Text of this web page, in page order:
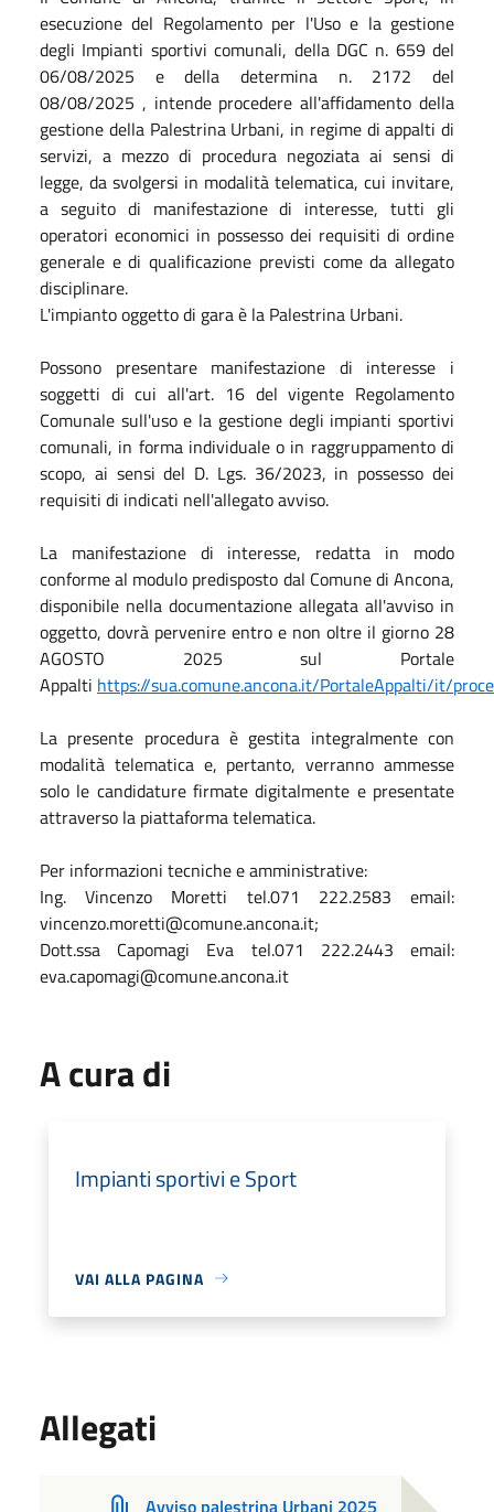
esecuzione del Regolamento per l'Uso e la gestione
degli Impianti sportivi comunali, della DGC n. 659 del
06/08/2025 e della determina n. 2172 del
08/08/2025 , intende procedere all'affidamento della
gestione della Palestrina Urbani, in regime di appalti di
servizi, a mezzo di procedura negoziata ai sensi di
legge, da svolgersi in modalità telematica, cui invitare,
a seguito di manifestazione di interesse, tutti gli
operatori economici in possesso dei requisiti di ordine
generale e di qualificazione previsti come da allegato
disciplinare.
L'impianto oggetto di gara è la Palestrina Urbani.
Possono presentare manifestazione di interesse i
soggetti di cui all'art. 16 del vigente Regolamento
Comunale sull'uso e la gestione degli impianti sportivi
comunali, in forma individuale o in raggruppamento di
scopo, ai sensi del D. Lgs. 36/2023, in possesso dei
requisiti di indicati nell'allegato avviso.
La manifestazione di interesse, redatta in modo
conforme al modulo predisposto dal Comune di Ancona,
disponibile nella documentazione allegata all'avviso in
oggetto, dovrà pervenire entro e non oltre il giorno 28
AGOSTO 2025 sul Portale
Appalti https://sua.comune.ancona.it/PortaleAppalti/it/
La presente procedura è gestita integralmente con
modalità telematica e, pertanto, verranno ammesse
solo le candidature firmate digitalmente e presentate
attraverso la piattaforma telematica.
Per informazioni tecniche e amministrative:
Ing. Vincenzo Moretti tel.071 222.2583 email:
vincenzo.moretti@comune.ancona.it;
Dott.ssa Capomagi Eva tel.071 222.2443 email:
eva.capomagi@comune.ancona.it
A cura di
Impianti sportivi e Sport
VAI ALLA PAGINA
Allegati
Avviso palestrina Urbani 2025